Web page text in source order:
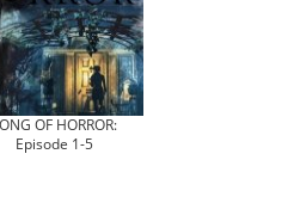
OF HORROR:
Episode 1-5